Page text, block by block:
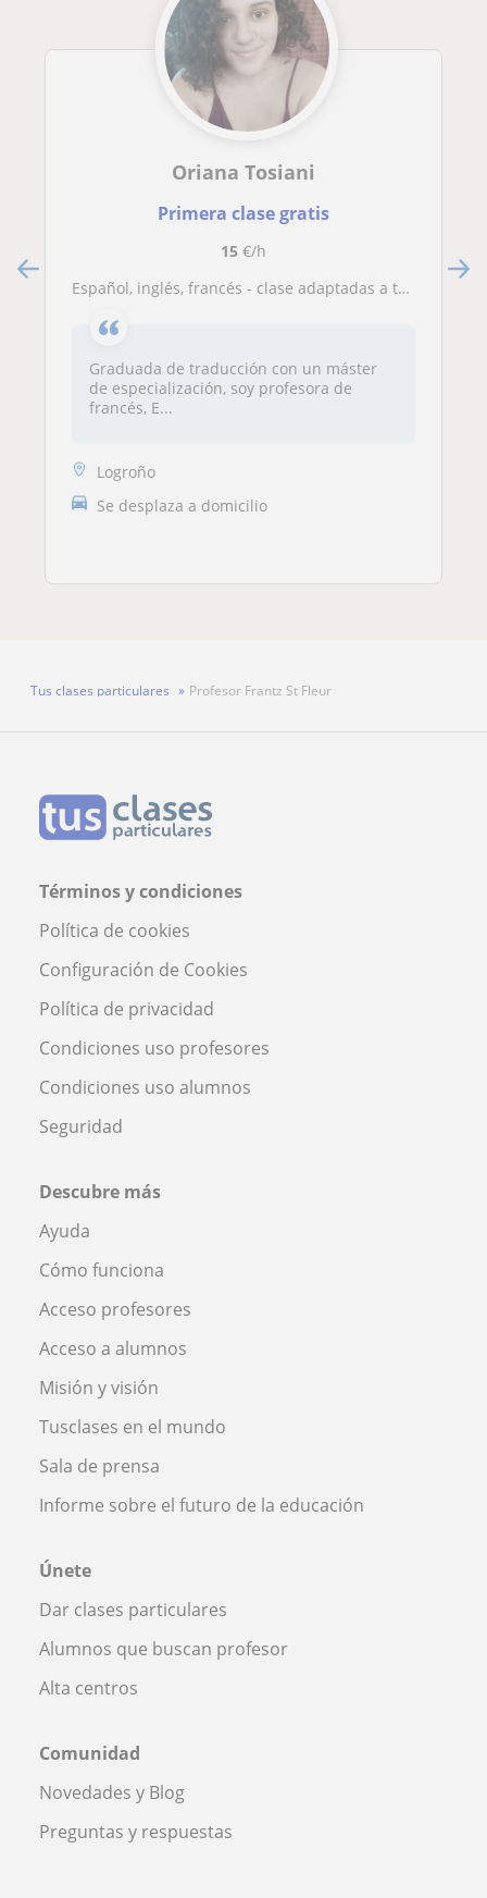
Oriana Tosiani
Primera clase gratis
15€/h
Español, inglés, francés - clase adaptadas a tus necesidades
Graduada de traducción con un máster
de especialización, soy profesora de
francés, E...
Logroño
Se desplaza a domicilio
Tus clases particulares Profesor Frantz St Fleur
Términos y condiciones
Política de cookies
Configuración de Cookies
Política de privacidad
Condiciones uso profesores
Condiciones uso alumnos
Seguridad
Descubre más
Ayuda
Cómo funciona
Acceso profesores
Acceso a alumnos
Misión y visión
Tusclases en el mundo
Sala de prensa
Informe sobre el futuro de la educación
Únete
Dar clases particulares
Alumnos que buscan profesor
Alta centros
Comunidad
Novedades y Blog
Preguntas y respuestas